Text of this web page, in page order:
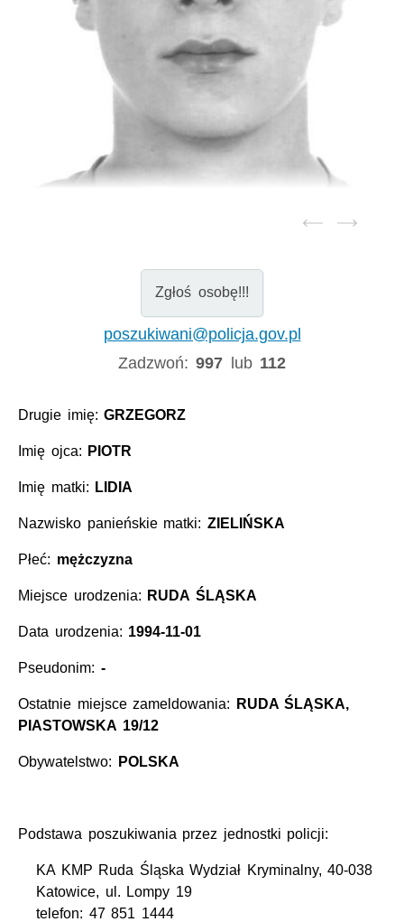
Zgłoś osobę!!!
poszukiwani@policja.gov.pl
Zadzwoń:997 lub 112
Drugie imię:GRZEGORZ
Imię ojca: PIOTR
Imię matki: LIDIA
Nazwisko panieńskie matki: ZIELIŃSKA
Płeć: mężczyzna
Miejsce urodzenia: RUDA ŚLĄSKA
Data urodzenia: 1994-11-01
Pseudonim: -
Ostatnie miejsce zameldowania:
RUDA ŚLĄSKA,
PIASTOWSKA 19/12
Obywatelstwo: POLSKA
Podstawa poszukiwania przez jednostki policji:
KA KMP Ruda Śląska Wydział Kryminalny, 40-038
Katowice, ul. Lompy 19
telefon: 47 851 1444